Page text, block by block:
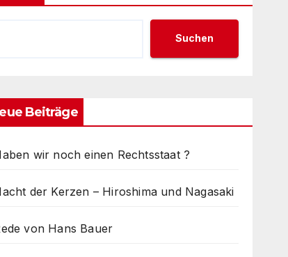
Suchen
Beiträge
wir noch einen Rechtsstaat ?
der Kerzen – Hiroshima und Nagasaki
von Hans Bauer